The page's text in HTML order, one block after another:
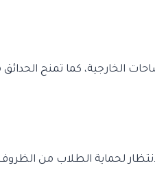
الخارجية، كما تمنح
لحماية الطلاب من